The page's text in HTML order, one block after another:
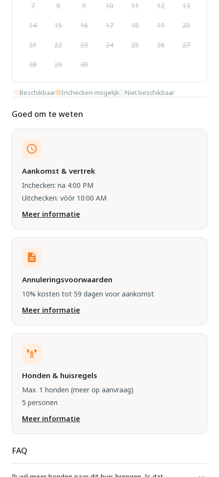
7 8 9 10 11 12 13
14 15 16 17 18 19 20
21 22 23 24 25 26 27
28 29 30
Beschikbaar Inchecken mogelijk Niet beschikbaar
Goed om te weten
Aankomst & vertrek
Inchecken: na 4:00 PM
Uitchecken: vóór 10:00 AM
Meer informatie
Annuleringsvoorwaarden
10% kosten tot 59 dagen voor aankomst
Meer informatie
Honden & huisregels
Max. 1 honden (meer op aanvraag)
5 personen
Meer informatie
FAQ